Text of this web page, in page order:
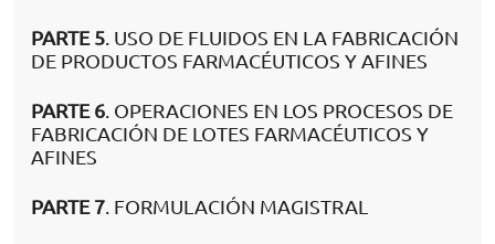
PARTE 5. USO DE FLUIDOS EN LA FABRICACIÓN
DE PRODUCTOS FARMACÉUTICOS Y AFINES
PARTE 6. OPERACIONES EN LOS PROCESOS DE
FABRICACIÓN DE LOTES FARMACÉUTICOS Y
AFINES
PARTE 7. FORMULACIÓN MAGISTRAL